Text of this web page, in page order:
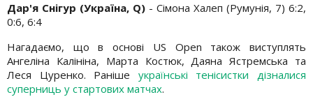
Дар'я Снігур (Україна, Q) - Сімона Халеп (Румунія, 7) 6:2,
0:6, 6:4
Нагадаємо, що в основі US Open також виступлять
Ангеліна Калініна, Марта Костюк, Даяна Ястремська та
Леся Цуренко. Раніше українські тенісистки дізналися
суперниць у стартових матчах.